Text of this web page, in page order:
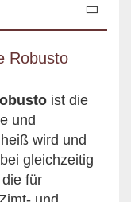
Robusto
ist die
und
wird und
gleichzeitig
für